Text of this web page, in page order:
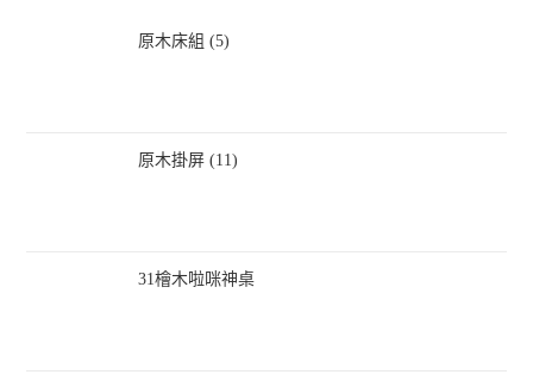
原木床組 (5)
原木掛屏 (11)
31檜木啦咪神桌